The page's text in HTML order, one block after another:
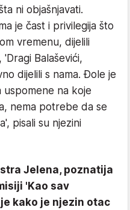
ni objašnjavati.
je čast i privilegija što
vremenu, dijelili
Balaševići,
dijelili s nama. Đole je
uspomene na koje
nema potrebe da se
pisali su njezini
Jelena, poznatija
'Kao sav
kako je njezin otac